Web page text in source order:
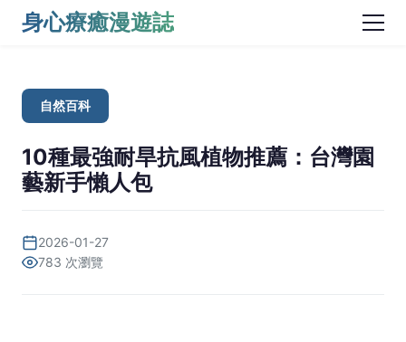
身心療癒漫遊誌
自然百科
10種最強耐旱抗風植物推薦：台灣園
藝新手懶人包
2026-01-27
783 次瀏覽